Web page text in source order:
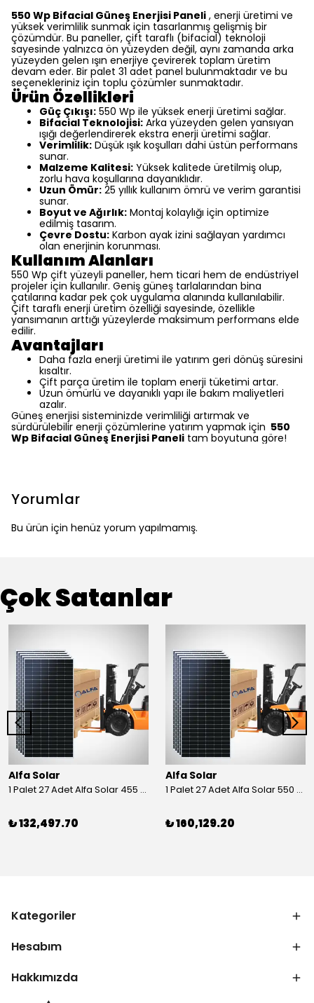
550 Wp Bifacial Güneş Enerjisi Paneli , enerji üretimi ve
yüksek verimlilik sunmak için tasarlanmış gelişmiş bir
çözümdür. Bu paneller, çift taraflı (bifacial) teknoloji
sayesinde yalnızca ön yüzeyden değil, aynı zamanda arka
yüzeyden gelen ışın enerjiye çevirerek toplam üretim
devam eder. Bir palet 31 adet panel bulunmaktadır ve bu
seçenekleriniz için toplu çözümler sunmaktadır.
Ürün Özellikleri
Güç Çıkışı: 550 Wp ile yüksek enerji üretimi sağlar.
Bifacial Teknolojisi: Arka yüzeyden gelen yansıyan
ışığı değerlendirerek ekstra enerji üretimi sağlar.
Verimlilik: Düşük ışık koşulları dahi üstün performans
sunar.
Malzeme Kalitesi: Yüksek kalitede üretilmiş olup,
zorlu hava koşullarına dayanıklıdır.
Uzun Ömür: 25 yıllık kullanım ömrü ve verim garantisi
sunar.
Boyut ve Ağırlık: Montaj kolaylığı için optimize
edilmiş tasarım.
Çevre Dostu: Karbon ayak izini sağlayan yardımcı
olan enerjinin korunması.
Kullanım Alanları
550 Wp çift yüzeyli paneller, hem ticari hem de endüstriyel
projeler için kullanılır. Geniş güneş tarlalarından bina
çatılarına kadar pek çok uygulama alanında kullanılabilir.
Çift taraflı enerji üretim özelliği sayesinde, özellikle
yansımanın arttığı yüzeylerde maksimum performans elde
edilir.
Avantajları
Daha fazla enerji üretimi ile yatırım geri dönüş süresini
kısaltır.
Çift parça üretim ile toplam enerji tüketimi artar.
Uzun ömürlü ve dayanıklı yapı ile bakım maliyetleri
azalır.
Güneş enerjisi sisteminizde verimliliği artırmak ve
sürdürülebilir enerji çözümlerine yatırım yapmak için 550
Wp Bifacial Güneş Enerjisi Paneli tam boyutuna göre!
Yorumlar
Bu ürün için henüz yorum yapılmamış.
Çok Satanlar
Alfa Solar
1 Palet 27 Adet Alfa Solar 455 Wp Half-Cut Güneş Paneli
₺ 132,497.70
Alfa Solar
1 Palet 27 Adet Alfa Solar 550 Wp Half-Cut Güneş Paneli
₺ 160,129.20
Kategoriler
Hesabım
Hakkımızda